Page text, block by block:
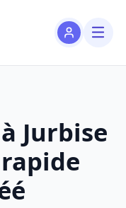
Jurbise